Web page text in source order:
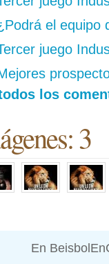
el equipo
juego
los
3
En